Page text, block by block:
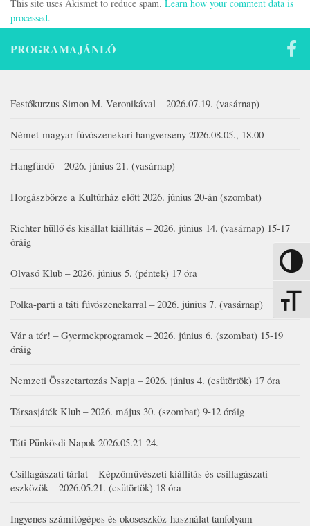
Nagy
This site uses Akismet to reduce spam. Learn how your comment data is
processed.
PROGRAMAJÁNLÓ
Festőkurzus Simon M. Veronikával – 2026.07.19. (vasárnap)
Német-magyar fúvószenekari hangverseny 2026.08.05., 18.00
Hangfürdő – 2026. június 21. (vasárnap)
Horgászbörze a Kultúrház előtt 2026. június 20-án (szombat)
Richter hüllő és kisállat kiállítás – 2026. június 14. (vasárnap) 15-17
óráig
Olvasó Klub – 2026. június 5. (péntek) 17 óra
Polka-parti a táti fúvószenekarral – 2026. június 7. (vasárnap)
Vár a tér! – Gyermekprogramok – 2026. június 6. (szombat) 15-19
óráig
Nemzeti Összetartozás Napja – 2026. június 4. (csütörtök) 17 óra
Társasjáték Klub – 2026. május 30. (szombat) 9-12 óráig
Táti Pünkösdi Napok 2026.05.21-24.
Csillagászati tárlat – Képzőművészeti kiállítás és csillagászati
eszközök – 2026.05.21. (csütörtök) 18 óra
Ingyenes számítógépes és okoseszköz-használat tanfolyam